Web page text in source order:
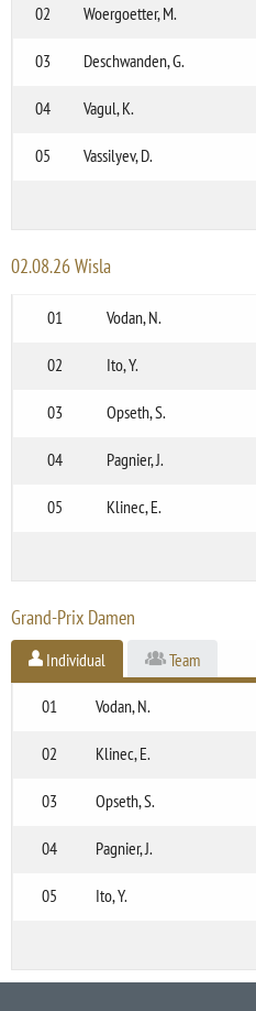
02 Woergoetter, M.
03 Deschwanden, G.
04 Vagul, K.
05 Vassilyev, D.
02.08.26 Wisla
01
Vodan, N.
02 Ito, Y.
03 Opseth, S.
04 Pagnier, J.
05 Klinec, E.
Grand-Prix Damen
Individual Team
01 Vodan, N.
02 Klinec, E.
03 Opseth, S.
04 Pagnier, J.
05 Ito, Y.